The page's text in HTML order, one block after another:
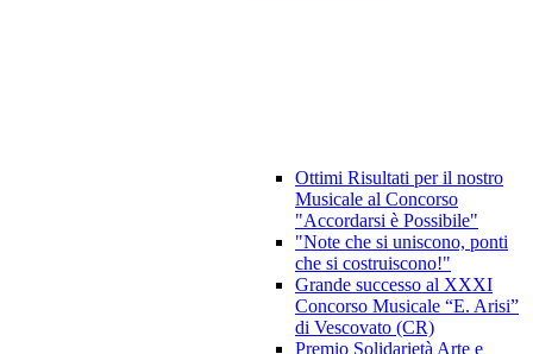
Ottimi Risultati per il nostro
Musicale al Concorso
"Accordarsi è Possibile"
"Note che si uniscono, ponti
che si costruiscono!"
Grande successo al XXXI
Concorso Musicale “E. Arisi”
di Vescovato (CR)
Premio Solidarietà Arte e